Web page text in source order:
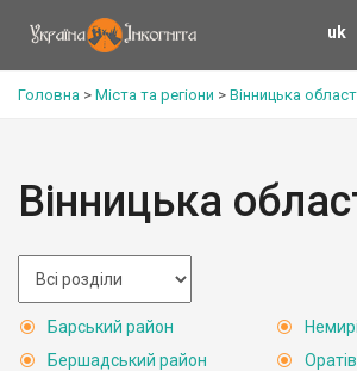
uk
Головна > Міста та регіони > Вінницька
Вінницька
Барський район
Бершадський район